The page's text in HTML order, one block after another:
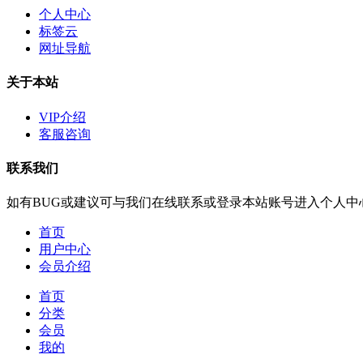
个人中心
标签云
网址导航
关于本站
VIP介绍
客服咨询
联系我们
如有BUG或建议可与我们在线联系或登录本站账号进入个人中
首页
用户中心
会员介绍
首页
分类
会员
我的